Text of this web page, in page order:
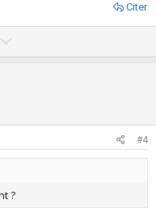
Citer
o
#4
?